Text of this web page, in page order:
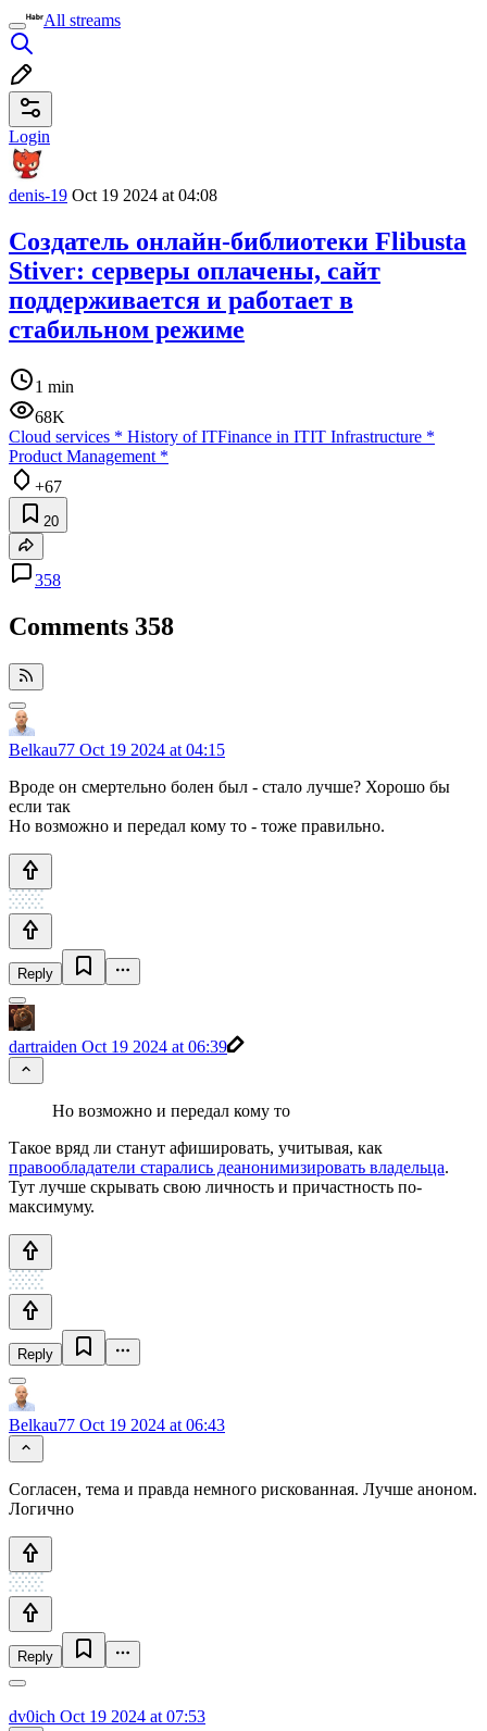
All streams
Login
denis-19 Oct 19 2024 at 04:08
Создатель онлайн-библиотеки Flibusta
Stiver: серверы оплачены, сайт
поддерживается и работает в
стабильном режиме
1 min
68K
Cloud services * History of ITFinance in ITIT Infrastructure *
Product Management *
+67
20
358
Comments 358
Belkau77 Oct 19 2024 at 04:15
Вроде он смертельно болен был - стало лучше? Хорошо бы
если так
Но возможно и передал кому то - тоже правильно.
Reply
dartraiden Oct 19 2024 at 06:39
Но возможно и передал кому то
Такое вряд ли станут афишировать, учитывая, как
правообладатели старались деанонимизировать владельца.
Тут лучше скрывать свою личность и причастность по-
максимуму.
Reply
Belkau77 Oct 19 2024 at 06:43
Согласен, тема и правда немного рискованная. Лучше аноном.
Логично
Reply
dv0ich Oct 19 2024 at 07:53